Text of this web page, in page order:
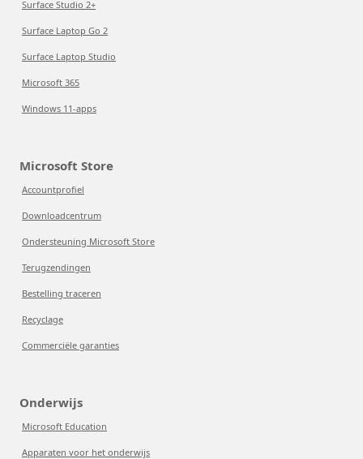
Surface Studio 2+
Surface Laptop Go 2
Surface Laptop Studio
Microsoft 365
Windows 11-apps
Microsoft Store
Accountprofiel
Downloadcentrum
Ondersteuning Microsoft Store
Terugzendingen
Bestelling traceren
Recyclage
Commerciële garanties
Onderwijs
Microsoft Education
Apparaten voor het onderwijs